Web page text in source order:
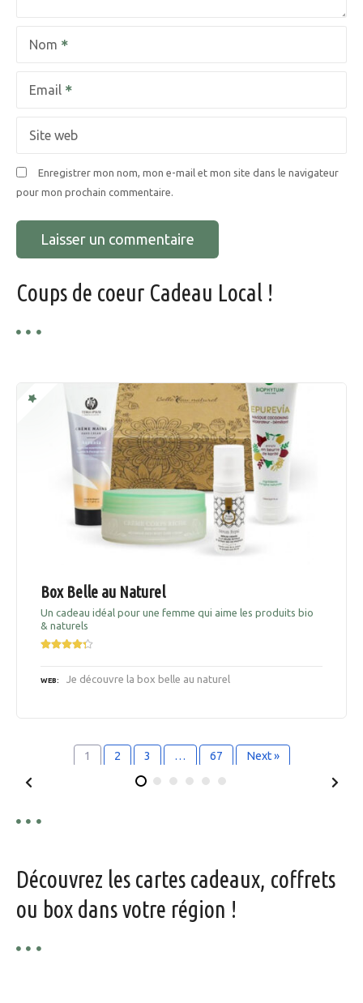
t
i
c
l
e
Nom
Email
Site web
Enregistrer mon nom, mon e-mail et mon site dans le navigateur
pour mon prochain commentaire.
Coups de coeur Cadeau Local !
Box Belle au Naturel
Un cadeau idéal pour une femme qui aime les produits bio
& naturels
WEB Je découvre la box belle au naturel
1 2 3 … 67 Next »
Découvrez les cartes cadeaux, coffrets
ou box dans votre région !